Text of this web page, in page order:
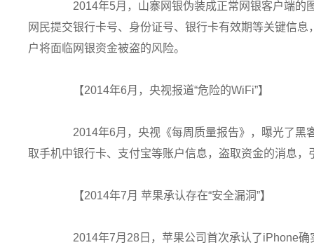
2014年5月，山寨网银伪装成正常网银客户端的
网民提交银行卡号、身份证号、银行卡有效期等关键信
户将面临网银资金被盗的风险。
【2014年6月，央视报道“危险的WiFi”】
2014年6月，央视《每周质量报告》，曝光了黑
取手机中银行卡、支付宝等账户信息，盗取资金的消息
【2014年7月 苹果承认存在“安全漏洞”】
2014年7月28日，苹果公司首次承认了iPhone确